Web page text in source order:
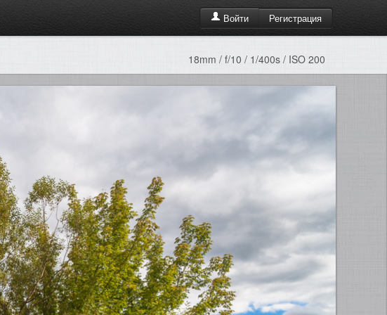
Войти Регистрация
18mm / f/10 / 1/400s / ISO 200